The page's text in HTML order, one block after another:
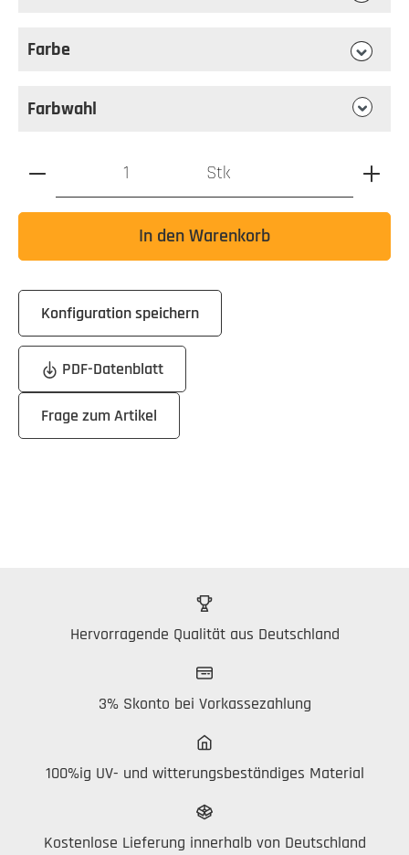
Farbe
Farbwahl
Produkt Anzahl: Gib den gewünschten Wert ein oder
Stk
In den Warenkorb
Konfiguration speichern
PDF-Datenblatt
Frage zum Artikel
Hervorragende Qualität aus Deutschland
3% Skonto bei Vorkassezahlung
100%ig UV- und witterungsbeständiges Material
Kostenlose Lieferung innerhalb von Deutschland